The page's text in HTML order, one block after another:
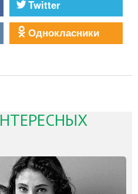
Twitter
Однокласники